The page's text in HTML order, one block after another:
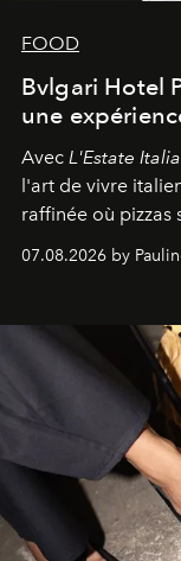
FOOD
Bvlgari Hotel
une
Avec L'Estate
l'art de vivre
raffinée où pizzas
d'exception
07.08.2026 by